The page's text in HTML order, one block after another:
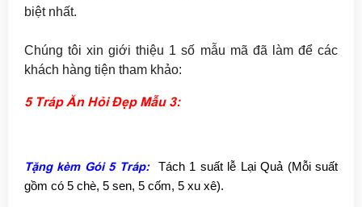
biệt nhất.
Chúng tôi xin giới thiệu 1 số mẫu mã đã làm để các
khách hàng tiện tham khảo:
5 Tráp Ăn Hỏi Đẹp Mẫu 3:
Tặng kèm Gói 5 Tráp:Tách 1 suất lễ Lại Quả (Mỗi suất
gồm có 5 chè, 5 sen, 5 cốm, 5 xu xê).